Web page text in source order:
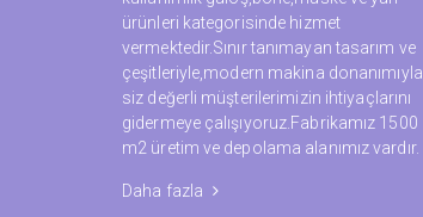
ürünleri kategorisinde hizmet
vermektedir.Sınır tanımayan tasarım ve
çeşitleriyle,modern makina donanımıyla
siz değerli müşterilerimizin ihtiyaçlarını
gidermeye çalışıyoruz.Fabrikamız 1500
m2 üretim ve depolama alanımız vardır.
Daha fazla